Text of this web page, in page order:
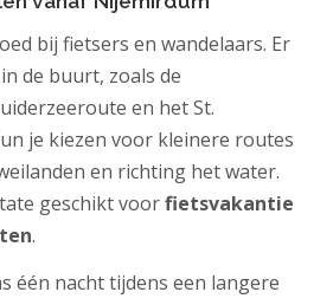
bij fietsers en wandelaars. Er
de buurt, zoals de
en het St.
je kiezen voor kleinere routes
en richting het water.
geschikt voorfietsvakantie
.
één nacht tijdens een langere